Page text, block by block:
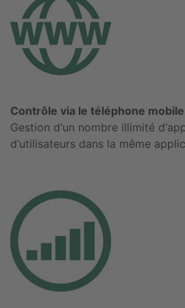
Contrôle via le téléphone mobile
Gestion d‘un nombre illimité
d‘utilisateurs dans la même